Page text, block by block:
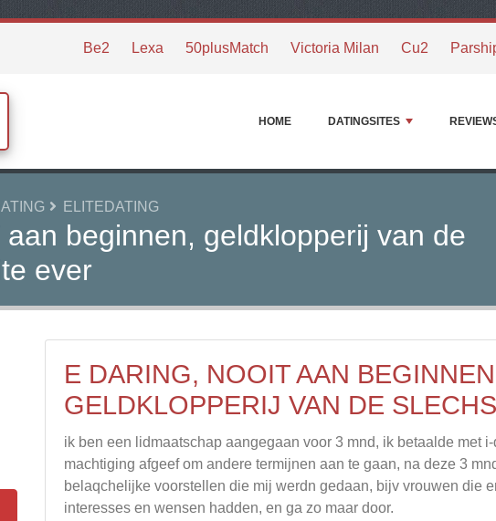
Be2 Lexa 50plusMatch Victoria Milan Cu2
HOME DATINGSITES
ELITEDATING
beginnen, geldklopperij van de
ever
E DARING, NOOIT AAN
GELDKLOPPERIJ VAN DE
ik ben een lidmaatschap aangegaan voor 3 mnd, ik betaalde met
machtiging afgeef om andere termijnen aan te gaan, na deze 3
belaqchelijke voorstellen die mij werdn gedaan, bijv vrouwen die
interesses en wensen hadden, en ga zo maar door.